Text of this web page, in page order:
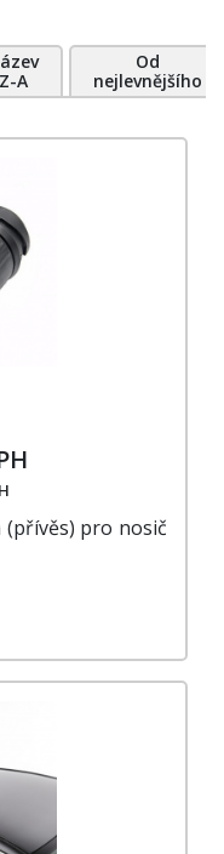
Z-A
Od
nejlevnějšího
(přívěs) pro nosič